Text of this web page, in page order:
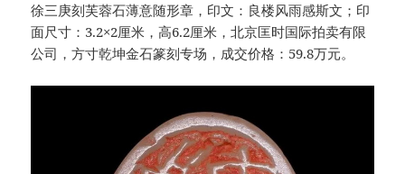
徐三庚刻芙蓉石薄意随形章，印文：良楼风雨感斯文；印
面尺寸：3.2×2厘米，高6.2厘米，北京匡时国际拍卖有限
公司，方寸乾坤金石篆刻专场，成交价格：59.8万元。